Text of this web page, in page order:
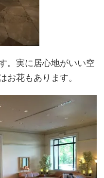
。実に居心地がいい空
お花もあります。